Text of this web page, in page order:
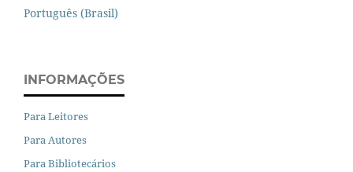
Português (Brasil)
INFORMAÇÕES
Para Leitores
Para Autores
Para Bibliotecários